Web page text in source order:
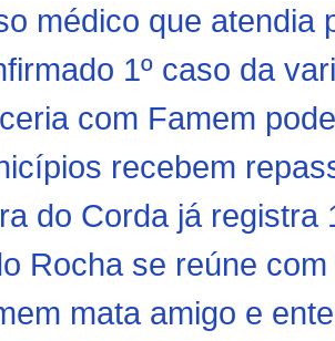
médico que atendia
1º caso da
com Famem
recebem
do Corda já
Rocha se reúne
mata amigo e